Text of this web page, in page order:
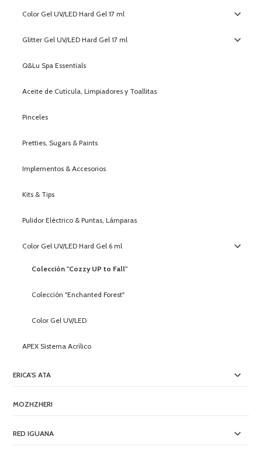
Color Gel UV/LED Hard Gel 17 ml
Glitter Gel UV/LED Hard Gel 17 ml
Q&Lu Spa Essentials
Aceite de Cutícula, Limpiadores y Toallitas
Pinceles
Pretties, Sugars & Paints
Implementos & Accesorios
Kits & Tips
Pulidor Eléctrico & Puntas, Lámparas
Color Gel UV/LED Hard Gel 6 ml
Colección "Cozzy UP to Fall"
Colección "Enchanted Forest"
Color Gel UV/LED
APEX Sistema Acrílico
ERICA'S ATA
MOZHZHERI
RED IGUANA